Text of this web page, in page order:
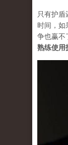
只有护
时间，如
争也赢不
熟练使用